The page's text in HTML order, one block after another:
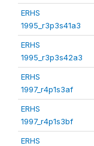
ERHS
1995_r3p3s41a3
ERHS
1995_r3p3s42a3
ERHS
1997_r4p1s3af
ERHS
1997_r4p1s3bf
ERHS